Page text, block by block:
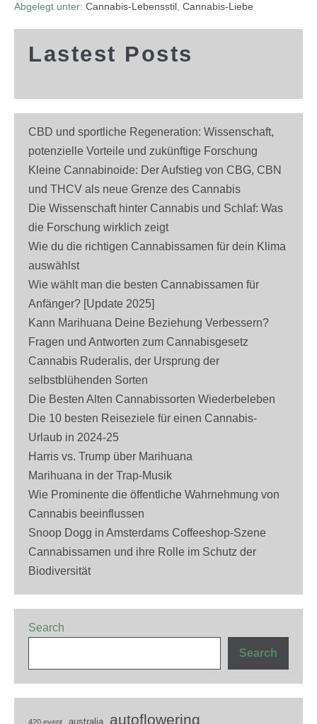
Abgelegt unter: Cannabis-Lebensstil Cannabis-Liebe
Lastest Posts
CBD und sportliche Regeneration: Wissenschaft,
potenzielle Vorteile und zukünftige Forschung
Kleine Cannabinoide: Der Aufstieg von CBG, CBN
und THCV als neue Grenze des Cannabis
Die Wissenschaft hinter Cannabis und Schlaf: Was
die Forschung wirklich zeigt
Wie du die richtigen Cannabissamen für dein Klima
auswählst
Wie wählt man die besten Cannabissamen für
Anfänger? [Update 2025]
Kann Marihuana Deine Beziehung Verbessern?
Fragen und Antworten zum Cannabisgesetz
Cannabis Ruderalis, der Ursprung der
selbstblühenden Sorten
Die Besten Alten Cannabissorten Wiederbeleben
Die 10 besten Reiseziele für einen Cannabis-
Urlaub in 2024-25
Harris vs. Trump über Marihuana
Marihuana in der Trap-Musik
Wie Prominente die öffentliche Wahrnehmung von
Cannabis beeinflussen
Snoop Dogg in Amsterdams Coffeeshop-Szene
Cannabissamen und ihre Rolle im Schutz der
Biodiversität
Search
Search
420 event australia autoflowering